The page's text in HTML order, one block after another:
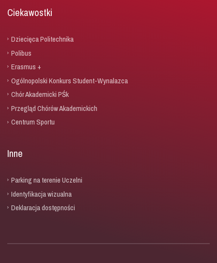
Ciekawostki
Dziecięca Politechnika
Polibus
Erasmus +
Ogólnopolski Konkurs Student-Wynalazca
Chór Akademicki PŚk
Przegląd Chórów Akademickich
Centrum Sportu
Inne
Parking na terenie Uczelni
Identyfikacja wizualna
Deklaracja dostępności